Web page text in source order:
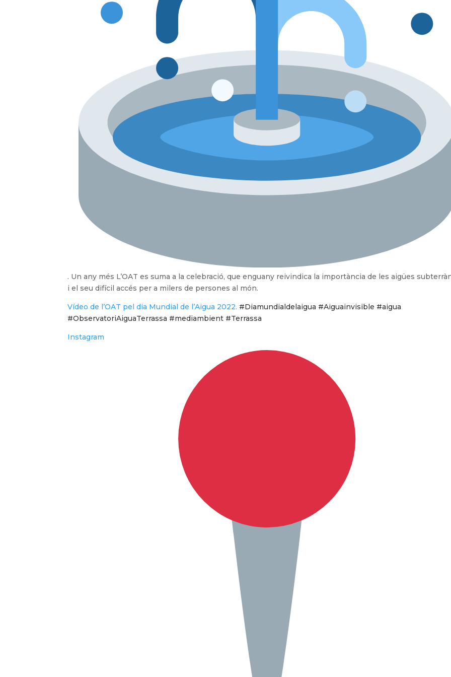
. Un any més L’OAT es suma a la celebració, que enguany reivindica la importància de les aigües
i el seu difícil accés per a milers de persones al món.
Vídeo de l’OAT pel dia Mundial de l’Aigua 2022. #Diamundialdelaigua #Aiguainvisible #aigua
#ObservatoriAiguaTerrassa #mediambient #Terrassa
Instagram